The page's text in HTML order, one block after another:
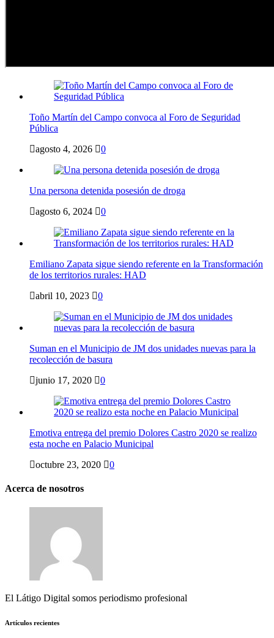
Toño Martín del Campo convoca al Foro de Seguridad
Pública
agosto 4, 2026
0
Una persona detenida posesión de droga
agosto 6, 2024
0
Emiliano Zapata sigue siendo referente en la Transformación
de los territorios rurales: HAD
abril 10, 2023
0
Suman en el Municipio de JM dos unidades nuevas para la
recolección de basura
junio 17, 2020
0
Emotiva entrega del premio Dolores Castro 2020 se realizo
esta noche en Palacio Municipal
octubre 23, 2020
0
Acerca de nosotros
El Látigo Digital somos periodismo profesional
Artículos recientes